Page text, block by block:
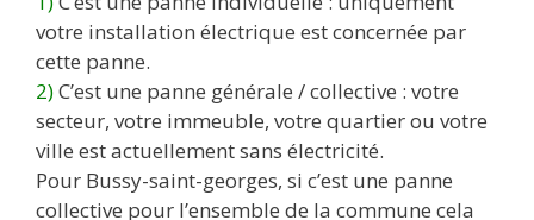
votre installation électrique est concernée par
cette panne.
2)C’est une panne générale / collective : votre
secteur, votre immeuble, votre quartier ou votre
ville est actuellement sans électricité.
Pour Bussy-saint-georges, si c’est une panne
collective pour l’ensemble de la commune cela